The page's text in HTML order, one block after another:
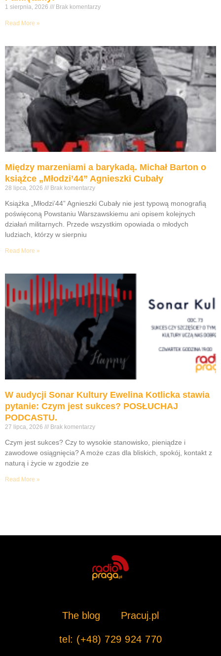
1 sierpnia, 2026 Brak komentarzy
Read More »
Między marzeniami a barykadą. Michał Barton o
książce „Młodzi’44” Agnieszki Cubały
28 lipca, 2026 Brak komentarzy
Książka „Młodzi’44” Agnieszki Cubały nie jest typową monografią
poświęconą Powstaniu Warszawskiemu ani opisem kolejnych
działań militarnych. Przede wszystkim opowiada o młodych
ludziach, którzy w sierpniu
Read More »
W audycji Sonar Kultury Ewelina Kotlicka stawia
pytanie: Czym jest sukces? POSŁUCHAJ
PODCASTU.
27 lipca, 2026 Brak komentarzy
Czym jest sukces? Czy to wysokie stanowisko, pieniądze i
zawodowe osiągnięcia? A może czas dla bliskich, spokój, kontakt z
naturą i życie w zgodzie ze
Read More »
The blog Pracuj.pl
tel: (+48) 729 924 770